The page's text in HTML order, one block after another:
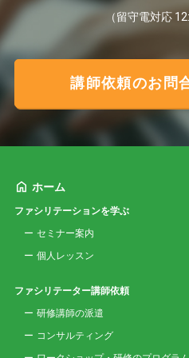
（留守電対応
講師依頼のお問
ホーム
ファシリテーションを学ぶ
セミナー案内
個人レッスン
ファシリテーター講師依頼
研修講師の派遣
コンサルティング